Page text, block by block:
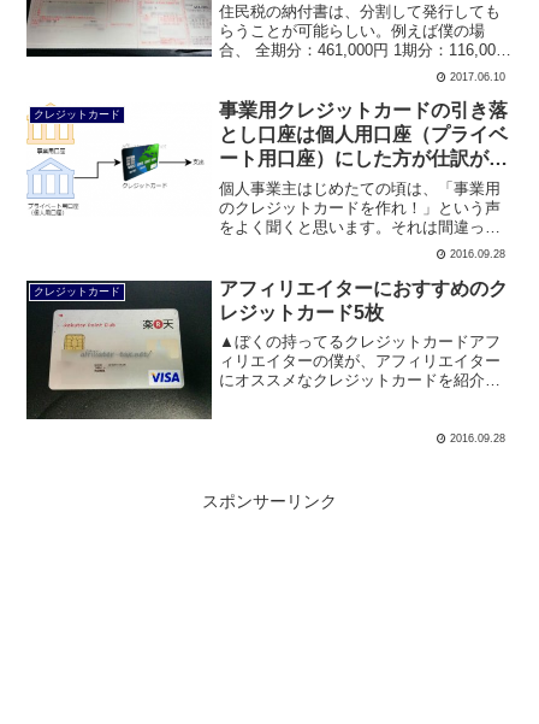
住民税の納付書は、分割して発行しても
らうことが可能らしい。例えば僕の場
合、 全期分：461,000円 1期分：116,000
円 2期分：115,000円 3期分：115,000円 4
期分：115,000円･･って感じの住民税の納
付書が、最初...
2017.06.10
クレジットカード
事業用クレジットカードの引き落
とし口座は個人用口座（プライベ
ート用口座）にした方が仕訳が楽
チン
個人事業主はじめたての頃は、「事業用
のクレジットカードを作れ！」という声
をよく聞くと思います。それは間違って
ません。事業用のクレジットカードは絶
ートと事業の支出が混ざってるとわかり
にくいので。ただ、事業用...
2016.09.28
クレジットカード
アフィリエイターにおすすめのク
レジットカード5枚
▲ぼくの持ってるクレジットカードアフ
ィリエイターの僕が、アフィリエイター
にオススメなクレジットカードを紹介し
きます。最初に）クレジットカードは自
2016.09.28
スポンサーリンク